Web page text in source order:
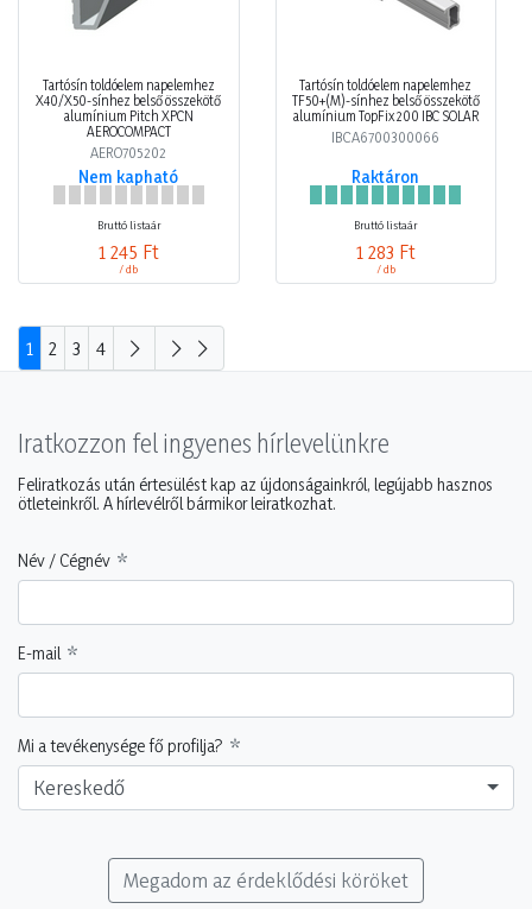
Tartósín toldóelem napelemhez
X40/X50-sínhez belső összekötő
alumínium Pitch XPCN
AEROCOMPACT
AERO705202
Nem kapható
Bruttó listaár
1 245 Ft
/ db
Tartósín toldóelem napelemhez
TF50+(M)-sínhez belső összekötő
alumínium TopFix 200 IBC SOLAR
IBCA6700300066
Raktáron
Bruttó listaár
1 283 Ft
/ db
1 2 3 4
Iratkozzon fel ingyenes hírlevelünkre
Feliratkozás után értesülést kap az újdonságainkról, legújabb hasznos
ötleteinkről. A hírlevélről bármikor leiratkozhat.
Név / Cégnév
E-mail
Mi a tevékenysége fő profilja?
Kereskedő
Megadom az érdeklődési köröket